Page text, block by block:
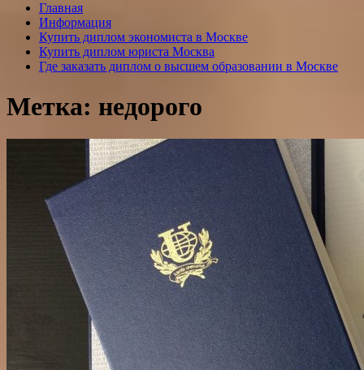
Главная
Информация
Купить диплом экономиста в Москве
Купить диплом юриста Москва
Где заказать диплом о высшем образовании в Москве
Метка: недорого